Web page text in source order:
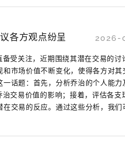
各方观点纷呈 2026-
受关注，近期围绕其潜在交易的讨
市场价值不断变化，使得各方对
话题：首先，分析乔治的个人能
交易价值的影响；接着，评估各支
交易的反应。通过这些分析，我们